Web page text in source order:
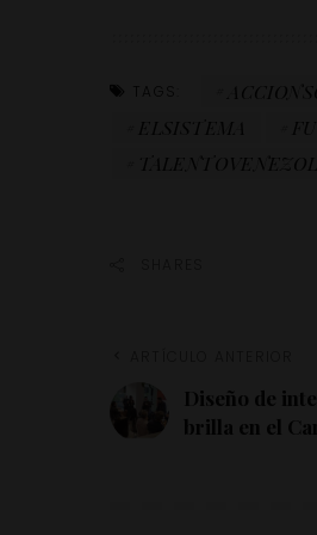
TAGS:
Diseño de
brilla en el